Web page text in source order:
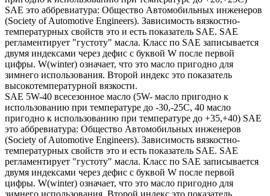
SAE это аббревиатура: Общество Автомобильных инженеров
(Society of Automotive Engineers). Зависимость вязкостно-
температурных свойств это и есть показатель SAE. SAE
регламентирует "густоту" масла. Класс по SAE записывается
двумя индексами через дефис с буквой W после первой
цифры. W(winter) означает, что это масло пригодно для
зимнего использования. Второй индекс это показатель
высокотемпературной вязкости.
SAE 5W-40 всесезонное масло (5W- масло пригодно к
использованию при температуре до -30,-25С, 40 масло
пригодно к использованию при температуре до +35,+40) SAE
это аббревиатура: Общество Автомобильных инженеров
(Society of Automotive Engineers). Зависимость вязкостно-
температурных свойств это и есть показатель SAE. SAE
регламентирует "густоту" масла. Класс по SAE записывается
двумя индексами через дефис с буквой W после первой
цифры. W(winter) означает, что это масло пригодно для
зимнего использования. Второй индекс это показатель